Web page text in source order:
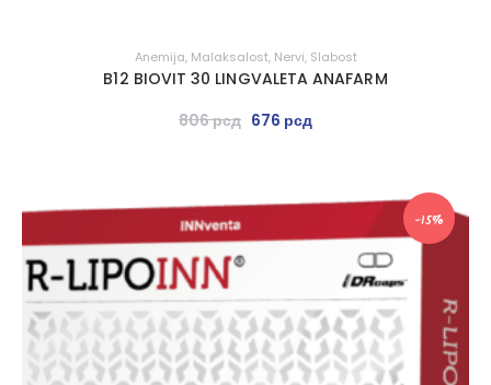
Anemija, Malaksalost, Nervi, Slabost
B12 BIOVIT 30 LINGVALETA ANAFARM
806рсд 676 рсд
-15%